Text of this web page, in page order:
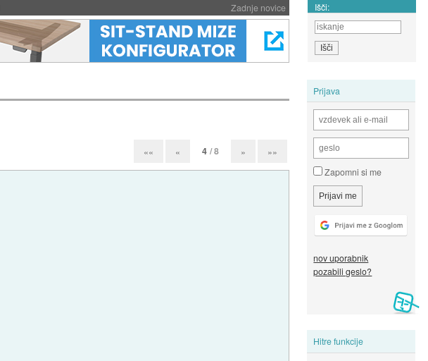
Zadnje novice Išči:
Prijava
Zapomni si me
nov uporabnik
pozabili geslo?
Hitre funkcije
«« « 4 / 8 » »»